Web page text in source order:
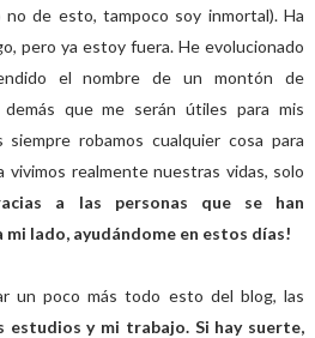
de esto, tampoco soy inmortal). Ha
pero ya estoy fuera. He evolucionado
el nombre de un montón de
que me serán útiles para mis
robamos cualquier cosa para
vivimos realmente nuestras vidas, solo
a las personas que se han
mi lado, ayudándome en estos días!
un poco más todo esto del blog, las
estudios y mi trabajo. Si hay suerte,